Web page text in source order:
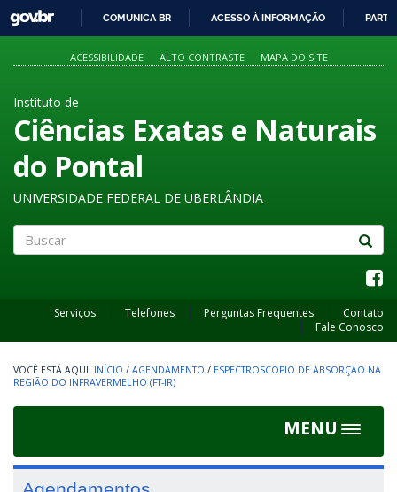
PARA
O
GOVBR
COMUNICA BR ACESSO À INFORMAÇÃO
ACESSIBILIDADE ALTO CONTRASTE MAPA DO SITE
Instituto de
Ciências Exatas e Naturais
do Pontal
UNIVERSIDADE FEDERAL DE UBERLÂNDIA
Serviços Telefones Perguntas Frequentes
Contato
Fale Conosco
INÍCIO / AGENDAMENTO / ESPECTROSCÓPIO DE ABSORÇÃO NA
REGIÃO DO INFRAVERMELHO (FT-IR)
MENU
Toggle